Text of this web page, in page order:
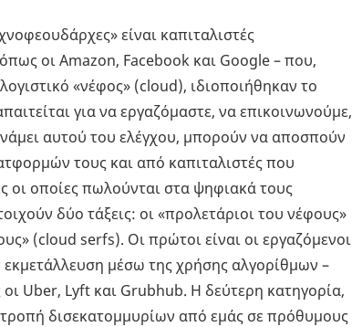
είναι καπιταλιστές
οι Amazon, Facebook και Google – που,
«νέφος» (cloud), ιδιοποιήθηκαν το
για να εργαζόμαστε, να επικοινωνούμε,
αυτού του ελέγχου, μπορούν να αποσπούν
τους και από καπιταλιστές που
οι οποίες πωλούνται στα ψηφιακά τους
δύο τάξεις: οι «προλετάριοι του νέφους»
(cloud serfs). Οι πρώτοι είναι οι εργαζόμενοι
μέσω της χρήσης αλγορίθμων –
Uber, Lyft και Grubhub. Η δεύτερη κατηγορία,
δισεκατομμυρίων από εμάς σε πρόθυμους